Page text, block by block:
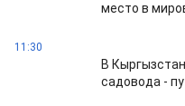
место в
11:30
В
садовода -